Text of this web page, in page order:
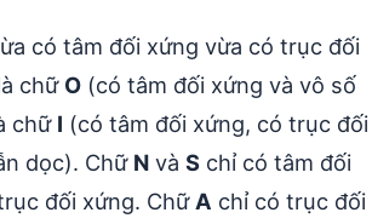
có tâm đối xứng vừa có trục đối
chữ O (có tâm đối xứng và vô số
chữ I (có tâm đối xứng, có trục đối
dọc). Chữ N và S chỉ có tâm đối
đối xứng. Chữ A chỉ có trục đối